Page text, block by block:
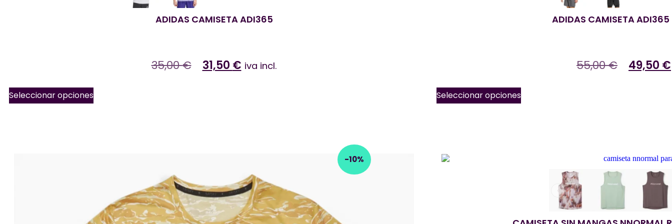
ADIDAS CAMISETA ADI365
35,00€ 31,50 € iva incl.
Seleccionar opciones
ADIDAS CAMISETA
55,00€ 49,50 €
Seleccionar opciones
-10%
‹